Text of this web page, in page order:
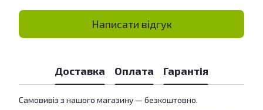
Написати відгук
Доставка Оплата Гарантія
Самовивіз з нашого магазину — безкоштовно.